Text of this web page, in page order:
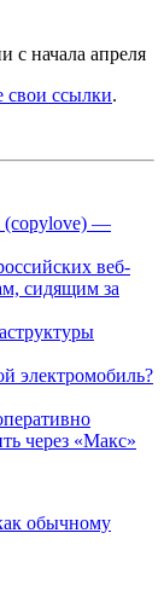
с начала апреля
свои ссылки.
(copylove) —
веб-
сидящим за
электромобиль?
через «Макс»
обычному